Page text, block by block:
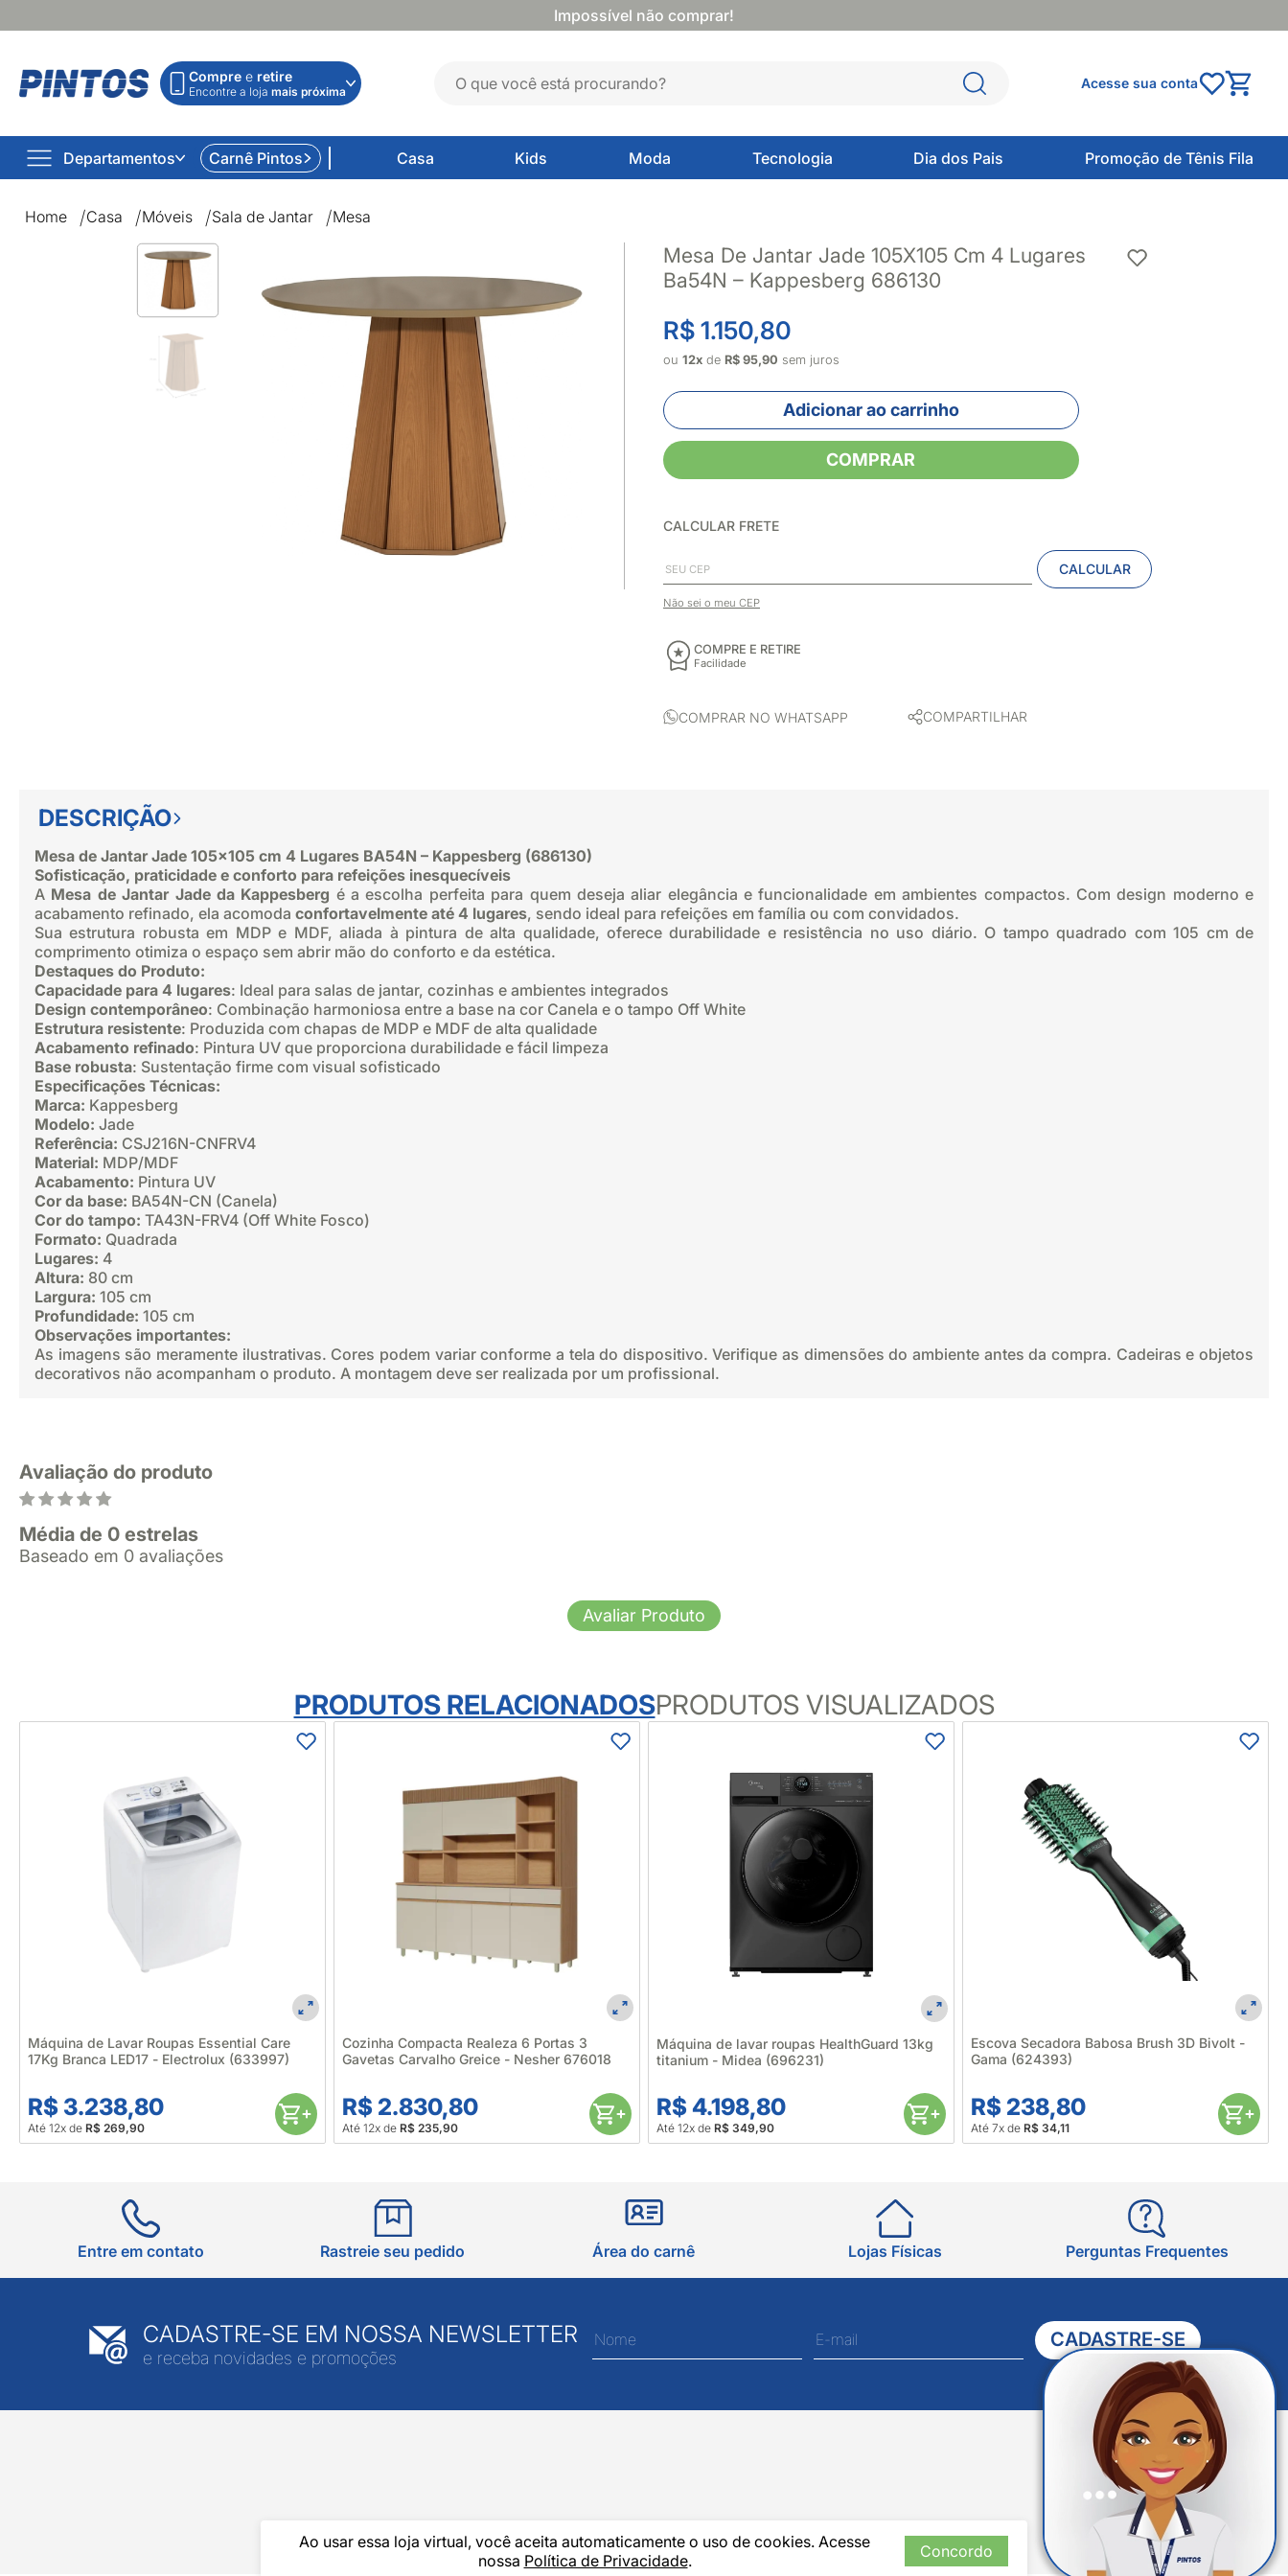
Impossível não comprar!
Compre e retire
Encontre a loja mais próxima
Acesse sua conta
Departamentos Carnê Pintos Casa Kids Moda Tecnologia Dia dos Pais Promoção de Tênis Fila
Home Casa Móveis Sala de Jantar Mesa
Mesa De Jantar Jade 105X105 Cm 4 Lugares
Ba54N – Kappesberg 686130
R$ 1.150,80
ou 12x de R$ 95,90 sem juros
Adicionar ao carrinho
COMPRAR
CALCULAR FRETE
CALCULAR
Não sei o meu CEP
COMPRE E RETIRE
Facilidade
COMPRAR NO WHATSAPP COMPARTILHAR
DESCRIÇÃO
Mesa de Jantar Jade 105x105 cm 4 Lugares BA54N – Kappesberg (686130)
Sofisticação, praticidade e conforto para refeições inesquecíveis
A Mesa de Jantar Jade da Kappesberg é a escolha perfeita para quem deseja aliar elegância e funcionalidade em ambientes compactos. Com design moderno e
acabamento refinado, ela acomoda confortavelmente até 4 lugares, sendo ideal para refeições em família ou com convidados.
Sua estrutura robusta em MDP e MDF, aliada à pintura de alta qualidade, oferece durabilidade e resistência no uso diário. O tampo quadrado com 105 cm de
comprimento otimiza o espaço sem abrir mão do conforto e da estética.
Destaques do Produto:
Capacidade para 4 lugares: Ideal para salas de jantar, cozinhas e ambientes integrados
Design contemporâneo: Combinação harmoniosa entre a base na cor Canela e o tampo Off White
Estrutura resistente: Produzida com chapas de MDP e MDF de alta qualidade
Acabamento refinado: Pintura UV que proporciona durabilidade e fácil limpeza
Base robusta: Sustentação firme com visual sofisticado
Especificações Técnicas:
Marca: Kappesberg
Modelo: Jade
Referência: CSJ216N-CNFRV4
Material: MDP/MDF
Acabamento: Pintura UV
Cor da base: BA54N-CN (Canela)
Cor do tampo: TA43N-FRV4 (Off White Fosco)
Formato: Quadrada
Lugares: 4
Altura: 80 cm
Largura: 105 cm
Profundidade: 105 cm
Observações importantes:
As imagens são meramente ilustrativas. Cores podem variar conforme a tela do dispositivo. Verifique as dimensões do ambiente antes da compra. Cadeiras e objetos
decorativos não acompanham o produto. A montagem deve ser realizada por um profissional.
Avaliação do produto
Média de 0 estrelas
Baseado em 0 avaliações
Avaliar Produto
PRODUTOS RELACIONADOSPRODUTOS VISUALIZADOS
Máquina de Lavar Roupas Essential Care
17Kg Branca LED17 - Electrolux (633997)
R$ 3.238,80
Até 12x de R$ 269,90
Cozinha Compacta Realeza 6 Portas 3
Gavetas Carvalho Greice - Nesher 676018
R$ 2.830,80
Até 12x de R$ 235,90
Máquina de lavar roupas HealthGuard 13kg
titanium - Midea (696231)
R$ 4.198,80
Até 12x de R$ 349,90
Escova Secadora Babosa Brush 3D Bivolt -
Gama (624393)
R$ 238,80
Até 7x de R$ 34,11
Ao usar essa loja virtual, você aceita automaticamente o uso de cookies. Acesse
nossa Política de Privacidade. Concordo
Entre em contato Rastreie seu pedido Área do carnê Lojas Físicas Perguntas Frequentes
CADASTRE-SE EM NOSSA NEWSLETTER
e receba novidades e promoções
CADASTRE-SE
Verificada